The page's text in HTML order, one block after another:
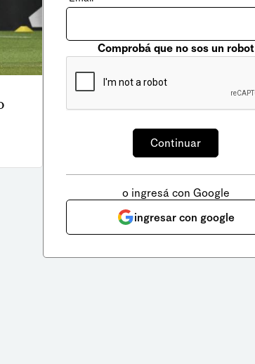
Comprobá que no sos un robot
o ingresá con Google
ingresar con google